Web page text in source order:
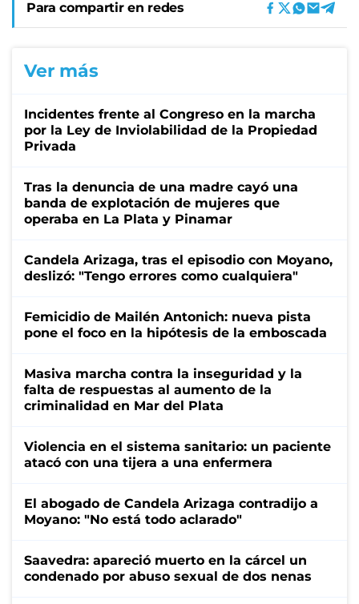
Para compartir en redes
Ver más
Incidentes frente al Congreso en la marcha
por la Ley de Inviolabilidad de la Propiedad
Privada
Tras la denuncia de una madre cayó una
banda de explotación de mujeres que
operaba en La Plata y Pinamar
Candela Arizaga, tras el episodio con Moyano,
deslizó: "Tengo errores como cualquiera"
Femicidio de Mailén Antonich: nueva pista
pone el foco en la hipótesis de la emboscada
Masiva marcha contra la inseguridad y la
falta de respuestas al aumento de la
criminalidad en Mar del Plata
Violencia en el sistema sanitario: un paciente
atacó con una tijera a una enfermera
El abogado de Candela Arizaga contradijo a
Moyano: "No está todo aclarado"
Saavedra: apareció muerto en la cárcel un
condenado por abuso sexual de dos nenas